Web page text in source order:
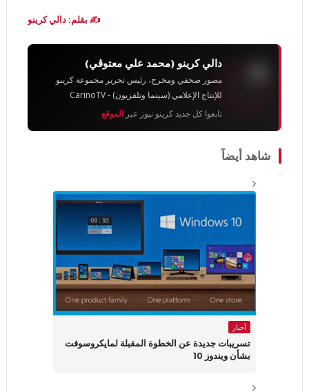
✍️ بقلم: دالي كرينو
دالي كرينو (محمد علي معتوڨي)
مصور صحفي ومخرج، رئيس تحرير مجموعة كرينو
للإنتاج الإعلامي (سينما وتلفزيون) - CarinoTV
تابعوا كل جديد كرينو نيوز عبر الموقع
شاهد أيضاً
أخبار
تسريبات جديدة عن الخطوة المقبلة لمايكروسوفت
بشأن ويندوز 10